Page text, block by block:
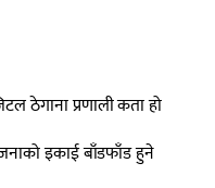
ठेगाना प्रणाली कता हो
इकाई बाँडफाँड हुने